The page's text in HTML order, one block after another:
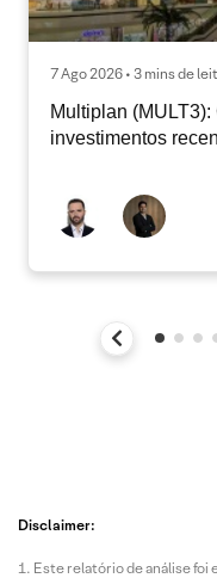
7 Ago 2026 • 3 mins de
Multiplan
investimentos
Disclaimer:
Este relatório de análise foi